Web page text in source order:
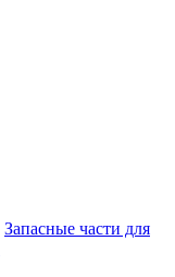
Запасные части для